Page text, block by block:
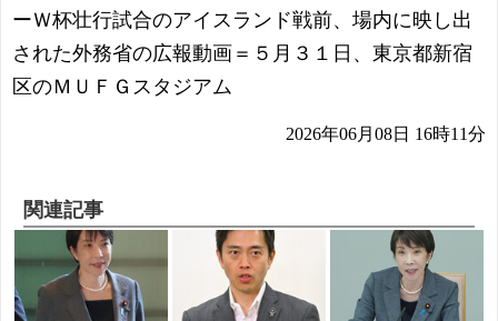
ーＷ杯壮行試合のアイスランド戦前、場内に映し出
された外務省の広報動画＝５月３１日、東京都新宿
区のＭＵＦＧスタジアム
2026年06月08日 16時11分
関連記事